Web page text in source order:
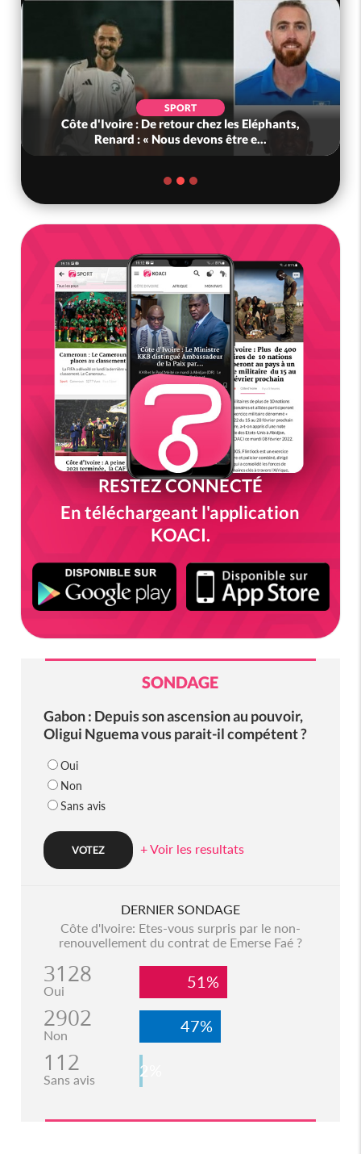
SPORT
Côte d'Ivoire : De retour chez les Eléphants,
Renard : « Nous devons être e...
RESTEZ CONNECTÉ
En téléchargeant l'application
KOACI.
SONDAGE
Gabon : Depuis son ascension au pouvoir,
Oligui Nguema vous parait-il compétent ?
Oui
Non
Sans avis
+ Voir les resultats
DERNIER SONDAGE
Côte d'Ivoire: Etes-vous surpris par le non-
renouvellement du contrat de Emerse Faé ?
3128
Oui 51%
2902
Non 47%
112
Sans avis 2%